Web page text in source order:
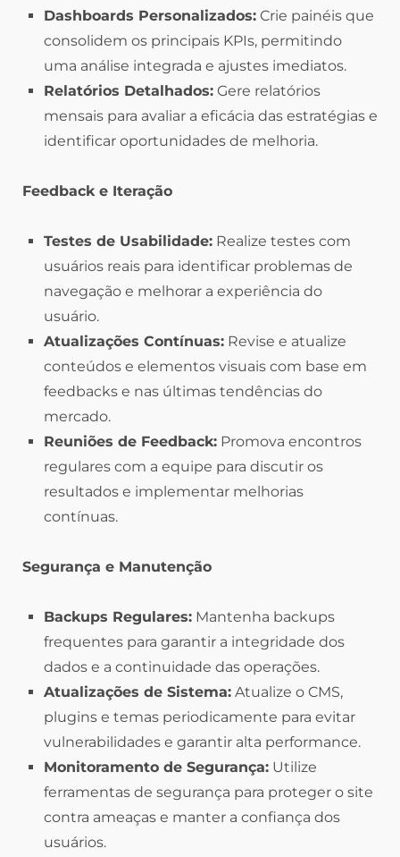
Dashboards Personalizados: Crie painéis que
consolidem os principais KPIs, permitindo
uma análise integrada e ajustes imediatos.
Relatórios Detalhados: Gere relatórios
mensais para avaliar a eficácia das estratégias e
identificar oportunidades de melhoria.
Feedback e Iteração
Testes de Usabilidade: Realize testes com
usuários reais para identificar problemas de
navegação e melhorar a experiência do
usuário.
Atualizações Contínuas: Revise e atualize
conteúdos e elementos visuais com base em
feedbacks e nas últimas tendências do
mercado.
Reuniões de Feedback: Promova encontros
regulares com a equipe para discutir os
resultados e implementar melhorias
contínuas.
Segurança e Manutenção
Backups Regulares: Mantenha backups
frequentes para garantir a integridade dos
dados e a continuidade das operações.
Atualizações de Sistema: Atualize o CMS,
plugins e temas periodicamente para evitar
vulnerabilidades e garantir alta performance.
Monitoramento de Segurança: Utilize
ferramentas de segurança para proteger o site
contra ameaças e manter a confiança dos
usuários.